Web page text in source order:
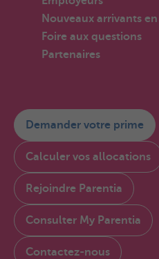
Nouveaux arrivants
Foire aux questions
Partenaires
Demander votre prime
Calculer vos allocations
Rejoindre Parentia
Consulter My Parentia
Contactez-nous